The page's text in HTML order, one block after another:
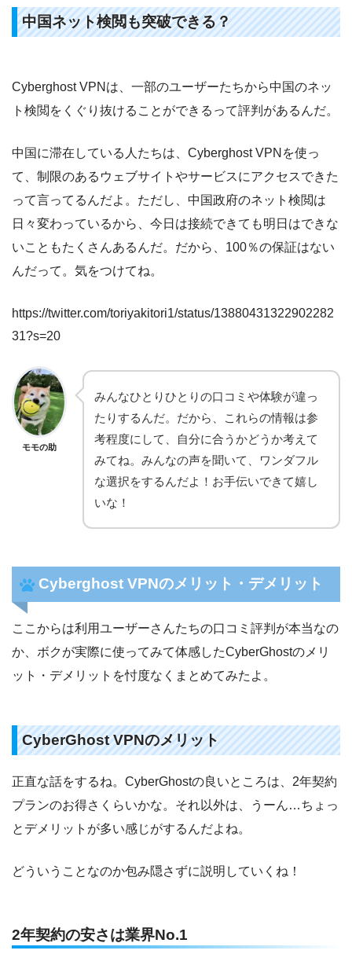
中国ネット検閲も突破できる？
Cyberghost VPNは、一部のユーザーたちから中国のネッ
ト検閲をくぐり抜けることができるって評判があるんだ。
中国に滞在している人たちは、Cyberghost VPNを使っ
て、制限のあるウェブサイトやサービスにアクセスできた
って言ってるんだよ。ただし、中国政府のネット検閲は
日々変わっているから、今日は接続できても明日はできな
いこともたくさんあるんだ。だから、100％の保証はない
んだって。気をつけてね。
https://twitter.com/toriyakitori1/status/13880431322902282
31?s=20
モモの助
みんなひとりひとりの口コミや体験が違っ
たりするんだ。だから、これらの情報は参
考程度にして、自分に合うかどうか考えて
みてね。みんなの声を聞いて、ワンダフル
な選択をするんだよ！お手伝いできて嬉し
いな！
Cyberghost VPNのメリット・デメリット
ここからは利用ユーザーさんたちの口コミ評判が本当なの
か、ボクが実際に使ってみて体感したCyberGhostのメリ
ット・デメリットを忖度なくまとめてみたよ。
CyberGhost VPNのメリット
正直な話をするね。CyberGhostの良いところは、2年契約
プランのお得さくらいかな。それ以外は、うーん…ちょっ
とデメリットが多い感じがするんだよね。
どういうことなのか包み隠さずに説明していくね！
2年契約の安さは業界No.1